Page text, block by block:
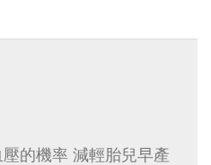
的機率 減輕胎兒早產